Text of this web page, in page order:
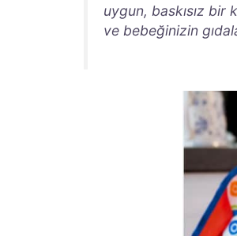
uygun, baskısız bir
ve bebeğinizin